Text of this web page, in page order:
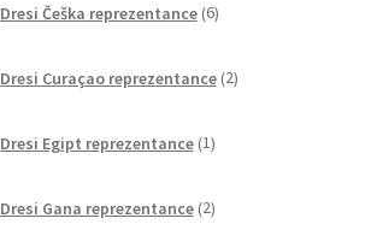
Dresi Češka reprezentance 6izdelkov
Dresi Curaçao reprezentance 2izdelka
Dresi Egipt reprezentance 1izdelek
Dresi Gana reprezentance 2izdelka